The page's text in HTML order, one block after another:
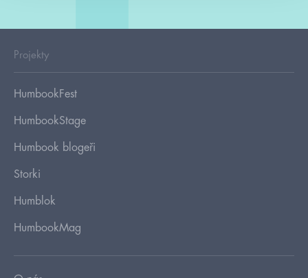
Projekty
HumbookFest
HumbookStage
Humbook blogeři
Storki
Humblok
HumbookMag